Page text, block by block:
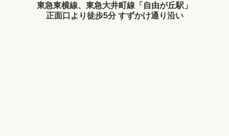
東急東横線、東急大井町線「自由が丘駅」
正面口より徒歩5分 すずかけ通り沿い